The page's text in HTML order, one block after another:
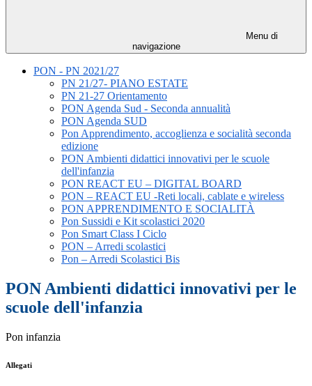
Menu di
navigazione
PON - PN 2021/27
PN 21/27- PIANO ESTATE
PN 21-27 Orientamento
PON Agenda Sud - Seconda annualità
PON Agenda SUD
Pon Apprendimento, accoglienza e socialità seconda
edizione
PON Ambienti didattici innovativi per le scuole
dell'infanzia
PON REACT EU – DIGITAL BOARD
PON – REACT EU -Reti locali, cablate e wireless
PON APPRENDIMENTO E SOCIALITÀ
Pon Sussidi e Kit scolastici 2020
Pon Smart Class I Ciclo
PON – Arredi scolastici
Pon – Arredi Scolastici Bis
PON Ambienti didattici innovativi per le
scuole dell'infanzia
Pon infanzia
Allegati